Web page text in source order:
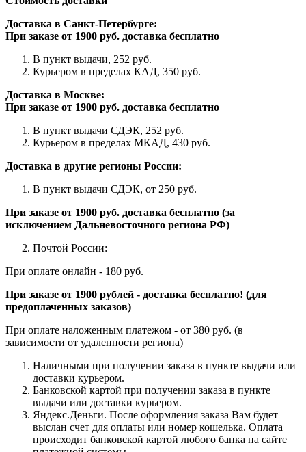
Доставка в Санкт-Петербурге:
При заказе от 1900 руб. доставка бесплатно
В пункт выдачи, 252 руб. ­­
Курьером в пределах КАД, 350 руб.
Доставка в Москве:
При заказе от 1900 руб. доставка бесплатно
В пункт выдачи СДЭК, 252 руб.
Курьером в пределах МКАД, 430 руб.
Доставка в другие регионы России:
В пункт выдачи СДЭК, от 250 руб. ­­­­­­­­­­­­­­­­
При заказе от 1900 руб. доставка бесплатно (за
исключением Дальневосточного региона РФ)
Почтой России:
При оплате онлайн - 180 руб.
При заказе от 1900 рублей - доставка бесплатно! (для
предоплаченных заказов)
При оплате наложенным платежом - от 380 руб. (в
зависимости от удаленности региона)
Наличными при получении заказа в пункте выдачи или
доставки курьером.
Банковской картой при получении заказа в пункте
выдачи или доставки курьером.
Яндекс.Деньги. После оформления заказа Вам будет
выслан счет для оплаты или номер кошелька. Оплата
происходит банковской картой любого банка на сайте